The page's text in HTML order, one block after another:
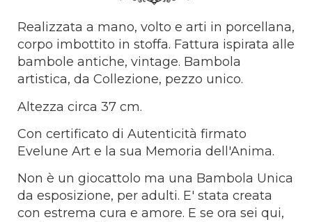
Realizzata a mano, volto e arti in porcellana,
corpo imbottito in stoffa. Fattura ispirata alle
bambole antiche, vintage. Bambola
artistica, da Collezione, pezzo unico.
Altezza circa 37 cm.
Con certificato di Autenticità firmato
Evelune Art e la sua Memoria dell'Anima.
Non è un giocattolo ma una Bambola Unica
da esposizione, per adulti. E' stata creata
con estrema cura e amore. E se ora sei qui,